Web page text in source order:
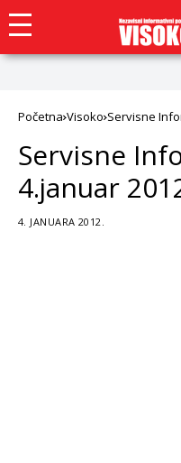
Početna Visoko Servisne
Servisne
4.januar
4. JANUARA 2012.